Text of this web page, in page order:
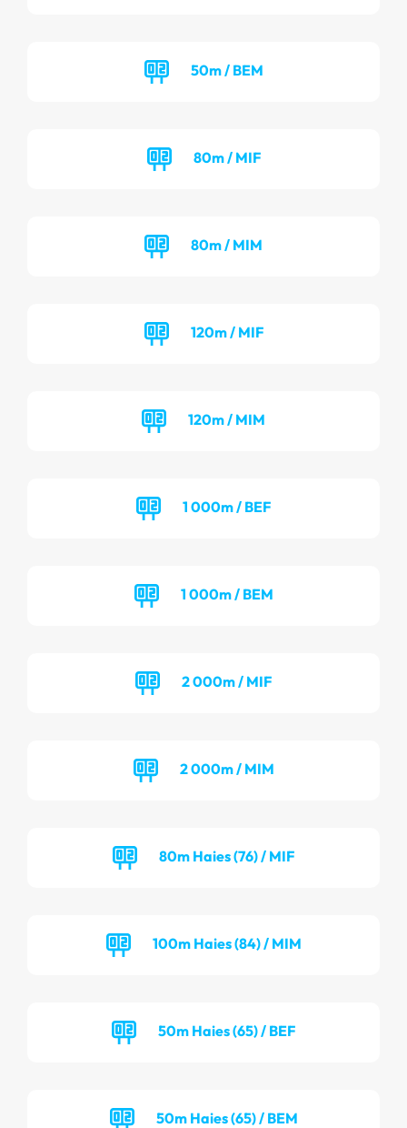
50m / BEM
80m / MIF
80m / MIM
120m / MIF
120m / MIM
1 000m / BEF
1 000m / BEM
2 000m / MIF
2 000m / MIM
80m Haies (76) / MIF
100m Haies (84) / MIM
50m Haies (65) / BEF
50m Haies (65) / BEM